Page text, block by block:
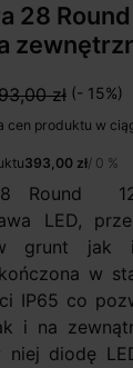
28
zł (- 15%)
cen produktu w
393,00 zł/ 0 %
Round
LED,
grunt jak i
w
IP65 co
i na
niej diodę